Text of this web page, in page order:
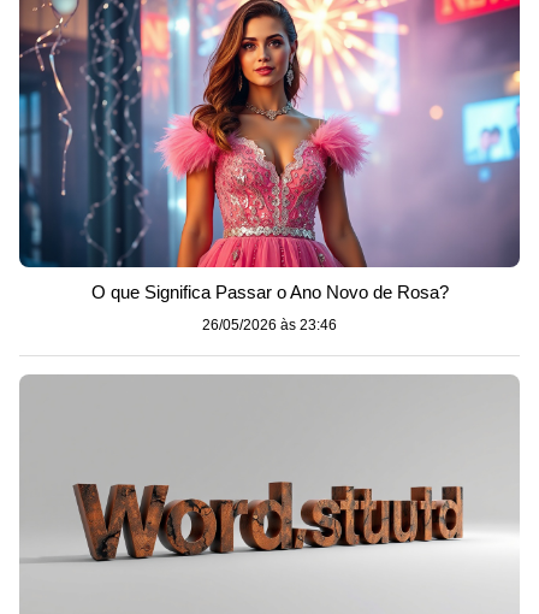
O que Significa Passar o Ano Novo de Rosa?
26/05/2026 às 23:46